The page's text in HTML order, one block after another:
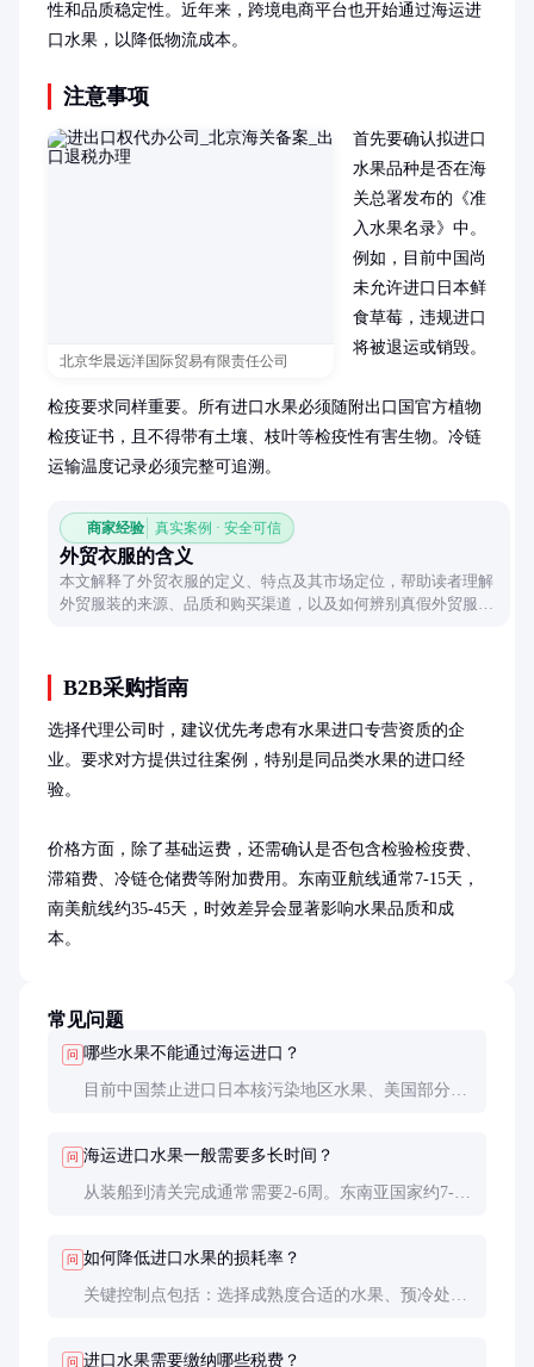
性和品质稳定性。近年来，跨境电商平台也开始通过海运进
口水果，以降低物流成本。
注意事项
北京华晨远洋国际贸易有限责任公司
首先要确认拟进口
水果品种是否在海
关总署发布的《准
入水果名录》中。
例如，目前中国尚
未允许进口日本鲜
食草莓，违规进口
将被退运或销毁。
检疫要求同样重要。所有进口水果必须随附出口国官方植物
检疫证书，且不得带有土壤、枝叶等检疫性有害生物。冷链
运输温度记录必须完整可追溯。
商家经验 真实案例 · 安全可信
外贸衣服的含义
本文解释了外贸衣服的定义、特点及其市场定位，帮助读者理解
外贸服装的来源、品质和购买渠道，以及如何辨别真假外贸服
B2B采购指南
选择代理公司时，建议优先考虑有水果进口专营资质的企
业。要求对方提供过往案例，特别是同品类水果的进口经
验。
价格方面，除了基础运费，还需确认是否包含检验检疫费、
滞箱费、冷链仓储费等附加费用。东南亚航线通常7-15天，
南美航线约35-45天，时效差异会显著影响水果品质和成
本。
常见问题
问 哪些水果不能通过海运进口？
目前中国禁止进口日本核污染地区水果、美国部分州
问 海运进口水果一般需要多长时间？
从装船到清关完成通常需要2-6周。东南亚国家约7-15
问 如何降低进口水果的损耗率？
关键控制点包括：选择成熟度合适的水果、预冷处
问 进口水果需要缴纳哪些税费？